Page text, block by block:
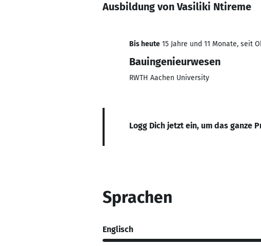
Ausbildung von Vasiliki Ntireme
Bis heute 15 Jahre und 11 Monate, seit
Bauingenieurwesen
RWTH Aachen University
Logg Dich jetzt ein, um das ganze
Sprachen
Englisch